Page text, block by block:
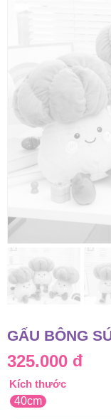
GẤU BÔNG
325.000 đ
Kích thước
40cm